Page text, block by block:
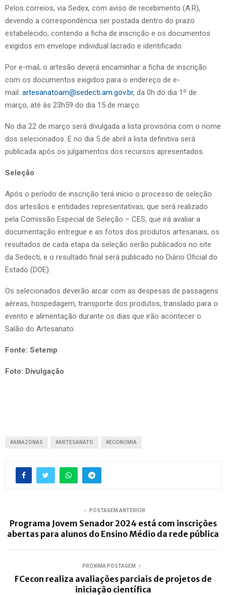
Pelos correios, via Sedex, com aviso de recebimento (A.R),
devendo a correspondência ser postada dentro do prazo
estabelecido, contendo a ficha de inscrição e os documentos
exigidos em envelope individual lacrado e identificado.
Por e-mail, o artesão deverá encaminhar a ficha de inscrição
com os documentos exigidos para o endereço de e-
mail: artesanatoam@sedecti.am.gov.br, da 0h do dia 1º de
março, até às 23h59 do dia 15 de março.
No dia 22 de março será divulgada a lista provisória com o nome
dos selecionados. E no dia 5 de abril a lista definitiva será
publicada após os julgamentos dos recursos apresentados.
Seleção
Após o período de inscrição terá início o processo de seleção
dos artesãos e entidades representativas, que será realizado
pela Comissão Especial de Seleção – CES, que irá avaliar a
documentação entregue e as fotos dos produtos artesanais, os
resultados de cada etapa da seleção serão publicados no site
da Sedecti, e o resultado final será publicado no Diário Oficial do
Estado (DOE).
Os selecionados deverão arcar com as despesas de passagens
aéreas, hospedagem, transporte dos produtos, translado para o
evento e alimentação durante os dias que irão acontecer o
Salão do Artesanato.
Fonte: Setemp
Foto: Divulgação
#AMAZONAS #ARTESANATO #ECONOMIA
POSTAGEM ANTERIOR
Programa Jovem Senador 2024 está com inscrições
abertas para alunos do Ensino Médio da rede pública
PRÓXIMA POSTAGEM
FCecon realiza avaliações parciais de projetos de
iniciação científica